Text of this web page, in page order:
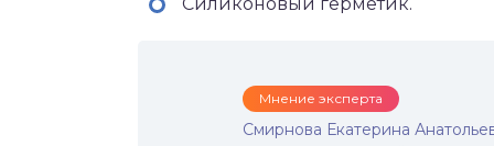
Мнение эксперта
Смирнова Екатерина